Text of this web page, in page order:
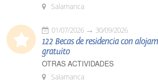
Salamanca
01/07/2026 30/09/2026
122 Becas de residencia con
gratuito
OTRAS ACTIVIDADES
Salamanca